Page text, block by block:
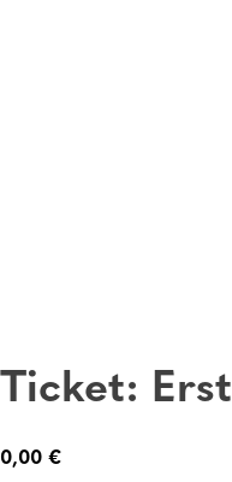
Ticket:
0,00 €